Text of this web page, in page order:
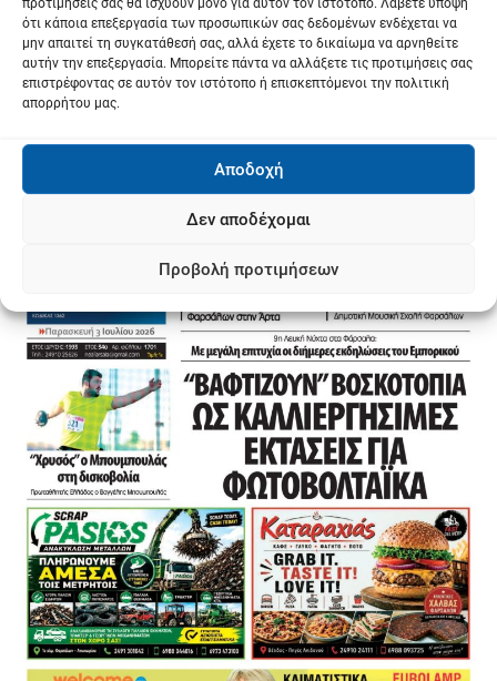
προτιμήσεις σας θα ισχύουν μόνο για αυτόν τον ιστότοπο. Λάβετε υπόψη
ότι κάποια επεξεργασία των προσωπικών σας δεδομένων ενδέχεται να
μην απαιτεί τη συγκατάθεσή σας, αλλά έχετε το δικαίωμα να αρνηθείτε
αυτήν την επεξεργασία. Μπορείτε πάντα να αλλάξετε τις προτιμήσεις σας
επιστρέφοντας σε αυτόν τον ιστότοπο ή επισκεπτόμενοι την πολιτική
απορρήτου μας.
Αποδοχή
Δεν αποδέχομαι
Προβολή προτιμήσεων